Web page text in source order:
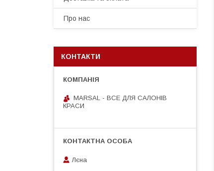
Про нас
КОНТАКТИ
MARSAL - ВСЕ ДЛЯ САЛОНІВ
КРАСИ
Лєна